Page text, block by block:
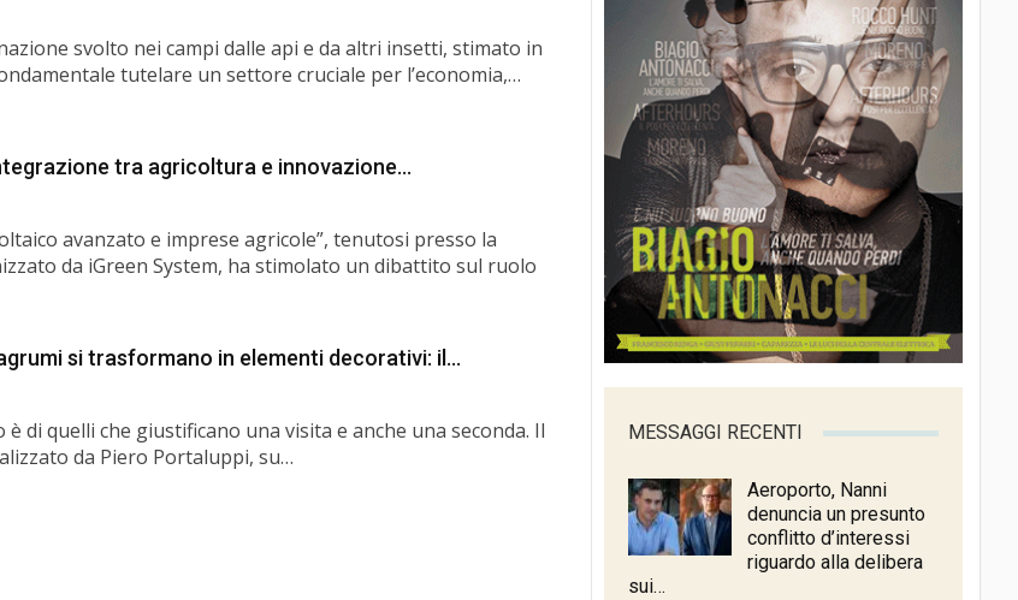
svolto nei campi dalle api e da altri insetti, stimato in
tutelare un settore cruciale per l’economia,…
tra agricoltura e innovazione…
avanzato e imprese agricole”, tenutosi presso la
da iGreen System, ha stimolato un dibattito sul ruolo
si trasformano in elementi decorativi: il…
di quelli che giustificano una visita e anche una seconda. Il
da Piero Portaluppi, su…
MESSAGGI RECENTI
Aeroporto, Nanni
denuncia un presunto
conflitto d’interessi
riguardo alla delibera
sui…